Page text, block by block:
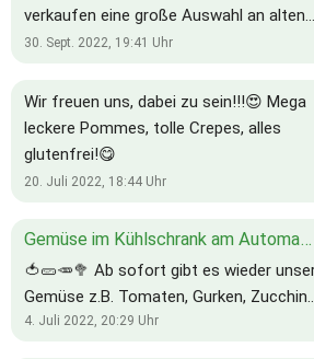
verkaufen eine große Auswahl an alten
Apfelsorten, unsere leckeren Säfte und
Sortiment! Wir stehen am oberen Markt
am Springbrunnen und freuen uns auf
euch!!!
30. Sept. 2022, 19:41 Uhr
Wir freuen uns, dabei zu sein!!!😍 Mega
leckere Pommes, tolle Crepes, alles
glutenfrei!😋
20. Juli 2022, 18:44 Uhr
Gemüse im Kühlschrank am Automaten
🍅🥒🥕🥦 Ab sofort gibt es wieder unser
Gemüse z.B. Tomaten, Gurken, Zucchini,
Kohl am Automaten mit
4. Juli 2022, 20:29 Uhr